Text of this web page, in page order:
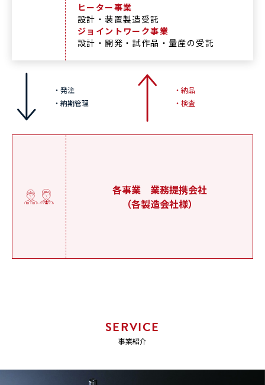
ヒーター事業
設計・装置製造受託
ジョイントワーク事業
設計・開発・試作品・量産の受託
・発注
・納期管理
・納品
・検査
各事業 業務提携会社
（各製造会社様）
SERVICE
事業紹介